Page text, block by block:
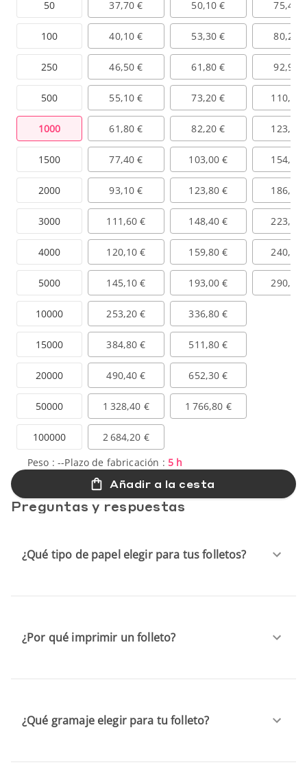
50
100
250
500
1000
1500
2000
3000
4000
5000
10000
15000
20000
50000
100000
37,70 € 50,10 € 75,40 €
40,10 € 53,30 € 80,20 €
46,50 € 61,80 € 92,90 €
55,10 € 73,20 € 110,10
61,80 € 82,20 € 123,60
77,40 € 103,00 € 154,90
93,10 € 123,80 € 186,20
111,60 € 148,40 € 223,20
120,10 € 159,80 € 240,20
145,10 € 193,00 € 290,20
253,20 € 336,80 €
384,80 € 511,80 €
490,40 € 652,30 €
1 328,40 € 1 766,80 €
2 684,20 €
Peso :--Plazo de fabricación : 5 h
Añadir a la cesta
Preguntas y respuestas
¿Qué tipo de papel elegir para tus folletos?
¿Por qué imprimir un folleto?
¿Qué gramaje elegir para tu folleto?